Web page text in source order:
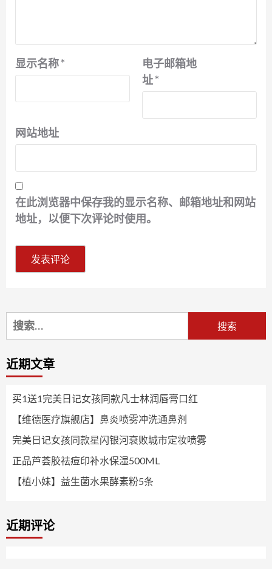
显示名称*
电子邮箱地
址*
网站地址
在此浏览器中保存我的显示名称、邮箱地址和网站
地址，以便下次评论时使用。
搜
索：
近期文章
买1送1完美日记女孩同款凡士林润唇膏口红
【维德医疗旗舰店】鼻炎喷雾冲洗通鼻剂
完美日记女孩同款星闪银河衰败城市定妆喷雾
正品芦荟胶祛痘印补水保湿500ML
【植小妹】益生菌水果酵素粉5条
近期评论